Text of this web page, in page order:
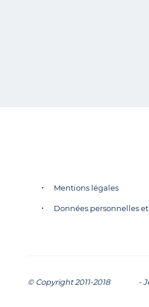
Mentions légales
Données personnelles
© Copyright 2011-2018 -